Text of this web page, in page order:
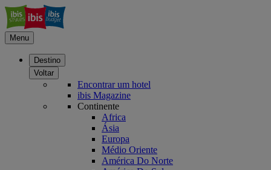
Menu
Destino
Voltar
Encontrar um hotel
ibis Magazine
Continente
Africa
Ásia
Europa
Médio Oriente
América Do Norte